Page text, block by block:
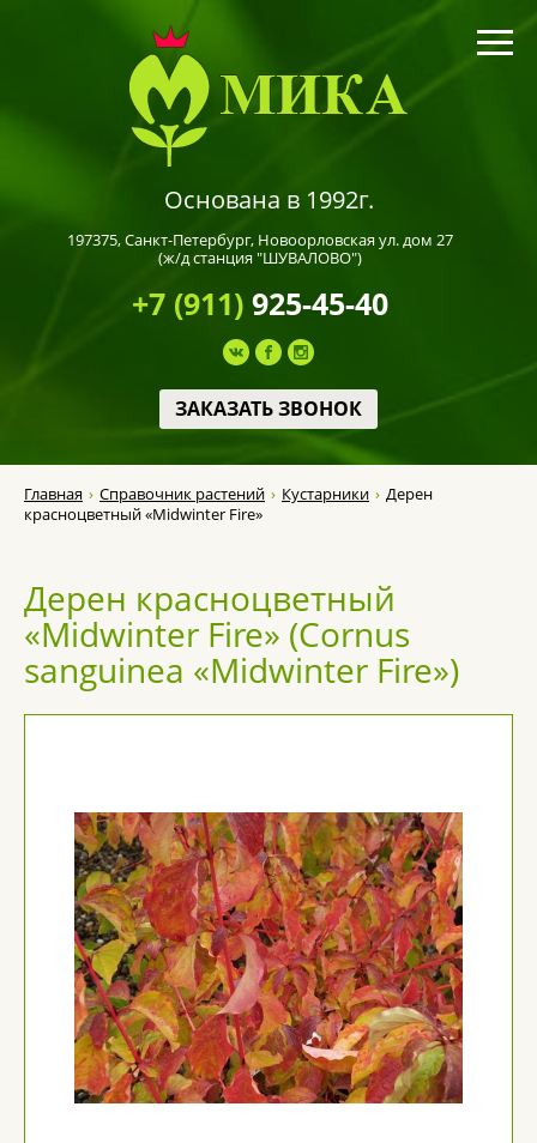
Основана в 1992г.
197375,Санкт-Петербург, Новоорловская ул. дом 27
(ж/д станция "ШУВАЛОВО")
+7 (911)925-45-40
ЗАКАЗАТЬ ЗВОНОК
Главная Справочник растений Кустарники
Дерен
красноцветный «Midwinter Fire»
Дерен красноцветный
«Midwinter Fire» (Cornus
sanguinea «Midwinter Fire»)